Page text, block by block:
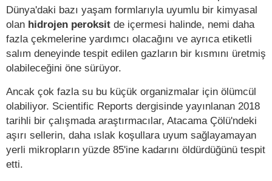
Dünya'daki bazı yaşam formlarıyla uyumlu bir kimyasal
olan hidrojen peroksit de içermesi halinde, nemi daha
fazla çekmelerine yardımcı olacağını ve ayrıca etiketli
salım deneyinde tespit edilen gazların bir kısmını üretmiş
olabileceğini öne sürüyor.
Ancak çok fazla su bu küçük organizmalar için ölümcül
olabiliyor. Scientific Reports dergisinde yayınlanan 2018
tarihli bir çalışmada araştırmacılar, Atacama Çölü'ndeki
aşırı sellerin, daha ıslak koşullara uyum sağlayamayan
yerli mikropların yüzde 85'ine kadarını öldürdüğünü tespit
etti.